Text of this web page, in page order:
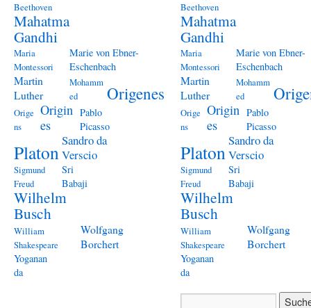
Beethoven
Mahatma
Gandhi
Maria
Montessori
Marie von Ebner-
Eschenbach
Martin
Luther
Mohamm
ed
Origenes
Orige
ns
Origin
es
Pablo
Picasso
Platon
Sandro da
Verscio
Sigmund
Freud
Sri
Babaji
Wilhelm
Busch
William
Shakespeare
Wolfgang
Borchert
Yoganan
da
Beethoven
Mahatma
Gandhi
Maria
Montessori
Marie von Ebner-
Eschenbach
Martin
Luther
Mohamm
ed
Orige
ns
Origin
es
Pablo
Picasso
Platon
Sandro da
Verscio
Sigmund
Freud
Sri
Babaji
Wilhelm
Busch
William
Shakespeare
Wolfgang
Borchert
Yoganan
da